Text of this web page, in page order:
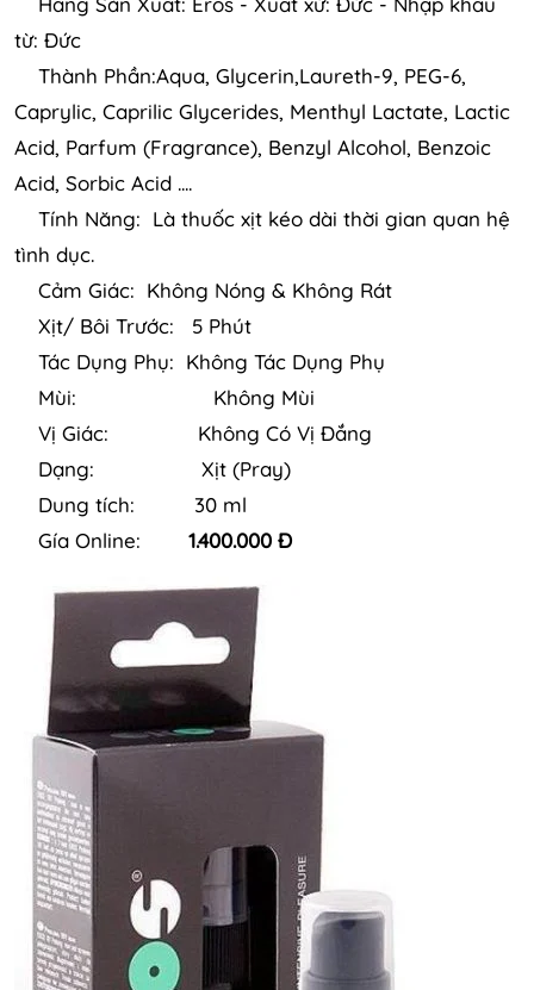
từ: Đức
Thành Phần:Aqua, Glycerin,Laureth-9, PEG-6,
Caprylic, Caprilic Glycerides, Menthyl Lactate, Lactic
Acid, Parfum (Fragrance), Benzyl Alcohol, Benzoic
Acid, Sorbic Acid ....
Tính Năng: Là thuốc xịt kéo dài thời gian quan hệ
tình dục.
Cảm Giác: Không Nóng & Không Rát
Xịt/ Bôi Trước: 5 Phút
Tác Dụng Phụ: Không Tác Dụng Phụ
Mùi: Không Mùi
Vị Giác: Không Có Vị Đắng
Dạng: Xịt (Pray)
Dung tích: 30 ml
Gía Online: 1.400.000 Đ